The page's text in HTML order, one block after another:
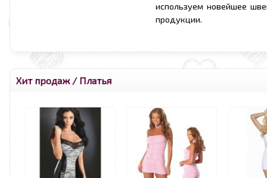
используем новейшее
продукции.
Хит продаж/ Платья